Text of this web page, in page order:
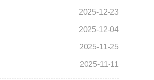
2025-12-23
2025-12-04
2025-11-25
2025-11-11